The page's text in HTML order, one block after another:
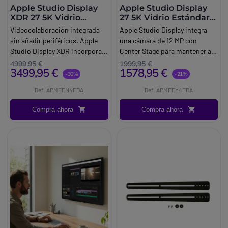
Apple Studio Display
XDR 27 5K Vidrio
Estándar VESA
Videocolaboración integrada
sin añadir periféricos. Apple
Studio Display XDR incorpora
una cámara de 12 MP con
Center Stage para mantener al
videollamadas.
4999,95 €
3499,95 € -30%
Ref: APMFEN4FDA
Compra ahora
Apple Studio Display
27 5K Vidrio Estándar
VESA
Apple Studio Display integra
una cámara de 12 MP con
Center Stage para mantener al
usuario centrado durante las
videollamadas. También
para mostrar documentos,
objetos o demostraciones sin
depender de cámaras externas.
1999,95 €
1578,95 € -21%
Ref: APMFEY4FDA
Compra ahora